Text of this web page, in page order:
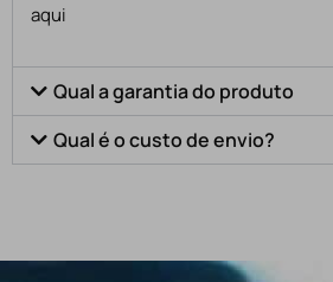
aqui
Qual a garantia do produto
Qual é o custo de envio?